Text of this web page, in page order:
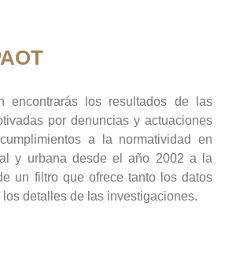
encontrarás los resultados de las
por denuncias y actuaciones
a la normatividad en
y urbana desde el año 2002 a la
un filtro que ofrece tanto los datos
detalles de las investigaciones.